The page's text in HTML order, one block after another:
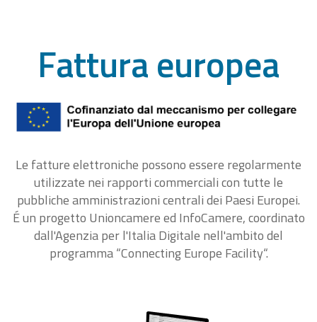
Fattura europea
Le fatture elettroniche possono essere regolarmente
utilizzate nei rapporti commerciali con tutte le
pubbliche amministrazioni centrali dei Paesi Europei.
É un progetto Unioncamere ed InfoCamere, coordinato
dall'Agenzia per l'Italia Digitale nell'ambito del
programma “Connecting Europe Facility“.